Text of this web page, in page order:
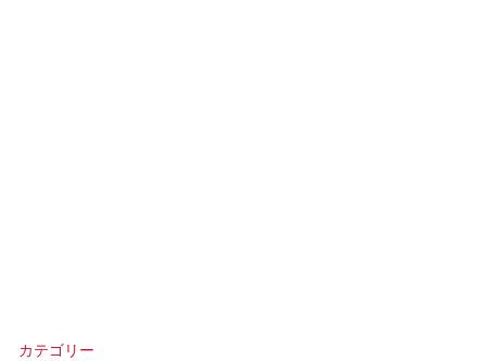
カテゴリー